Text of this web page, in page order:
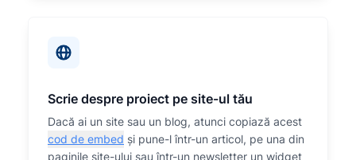
Scrie despre proiect pe site-ul tău
Dacă ai un site sau un blog, atunci copiază acest
cod de embed și pune-l într-un articol, pe una din
paginile site-ului sau într-un newsletter un widget